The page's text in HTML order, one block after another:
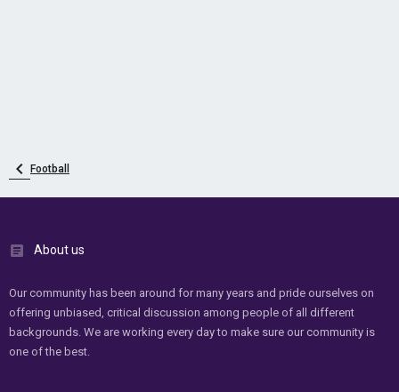
Football
About us
Our community has been around for many years and pride ourselves on
offering unbiased, critical discussion among people of all different
backgrounds. We are working every day to make sure our community is
one of the best.